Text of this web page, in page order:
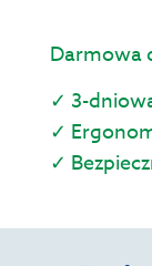
Darmowa
✓ 3-
✓
✓